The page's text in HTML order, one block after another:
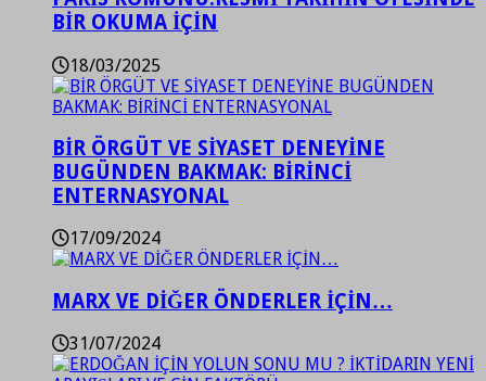
BİR OKUMA İÇİN
18/03/2025
BİR ÖRGÜT VE SİYASET DENEYİNE
BUGÜNDEN BAKMAK: BİRİNCİ
ENTERNASYONAL
17/09/2024
MARX VE DİĞER ÖNDERLER İÇİN…
31/07/2024